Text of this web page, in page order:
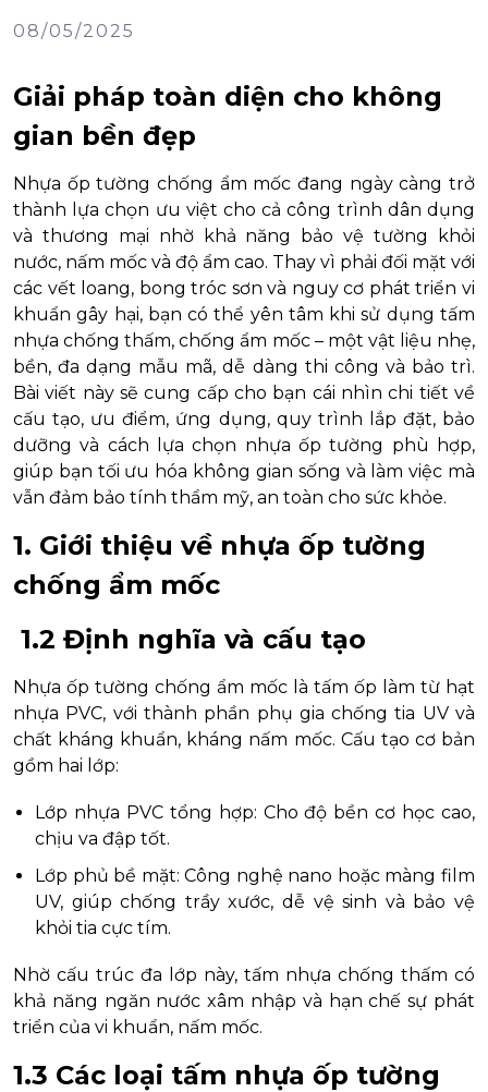
08/05/2025
Giải pháp toàn diện cho không
gian bền đẹp
Nhựa ốp tường chống ẩm mốc đang ngày càng trở
thành lựa chọn ưu việt cho cả công trình dân dụng
và thương mại nhờ khả năng bảo vệ tường khỏi
nước, nấm mốc và độ ẩm cao. Thay vì phải đối mặt với
các vết loang, bong tróc sơn và nguy cơ phát triển vi
khuẩn gây hại, bạn có thể yên tâm khi sử dụng tấm
nhựa chống thấm, chống ẩm mốc – một vật liệu nhẹ,
bền, đa dạng mẫu mã, dễ dàng thi công và bảo trì.
Bài viết này sẽ cung cấp cho bạn cái nhìn chi tiết về
cấu tạo, ưu điểm, ứng dụng, quy trình lắp đặt, bảo
dưỡng và cách lựa chọn nhựa ốp tường phù hợp,
giúp bạn tối ưu hóa không gian sống và làm việc mà
vẫn đảm bảo tính thẩm mỹ, an toàn cho sức khỏe.
1. Giới thiệu về nhựa ốp tường
chống ẩm mốc
1.2 Định nghĩa và cấu tạo
Nhựa ốp tường chống ẩm mốc là tấm ốp làm từ hạt
nhựa PVC, với thành phần phụ gia chống tia UV và
chất kháng khuẩn, kháng nấm mốc. Cấu tạo cơ bản
gồm hai lớp:
Lớp nhựa PVC tổng hợp: Cho độ bền cơ học cao,
chịu va đập tốt.
Lớp phủ bề mặt: Công nghệ nano hoặc màng film
UV, giúp chống trầy xước, dễ vệ sinh và bảo vệ
khỏi tia cực tím.
Nhờ cấu trúc đa lớp này, tấm nhựa chống thấm có
khả năng ngăn nước xâm nhập và hạn chế sự phát
triển của vi khuẩn, nấm mốc.
1.3 Các loại tấm nhựa ốp tường